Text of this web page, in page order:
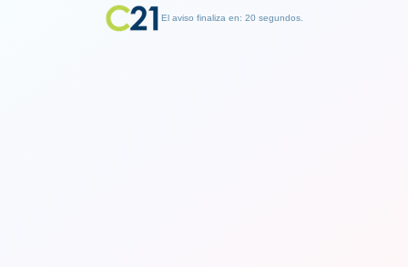
El aviso finaliza en: 19 segundos.